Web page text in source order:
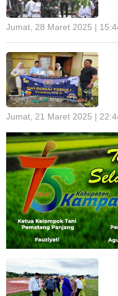
Jumat, 28 Maret 2025 |
Jumat, 21 Maret 2025 |